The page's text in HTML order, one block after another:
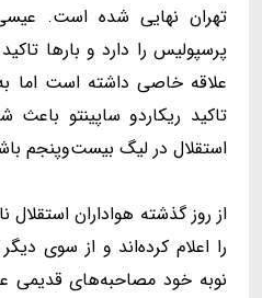
تهران نهایی شده است.
پرسپولیس را دارد و بارها
علاقه خاصی داشته است
تاکید ریکاردو ساپینتو
استقلال در لیگ بیست‌وپنجم
از روز گذشته هواداران
را اعلام کرده‌اند و از سوی
نوبه خود مصاحبه‌های